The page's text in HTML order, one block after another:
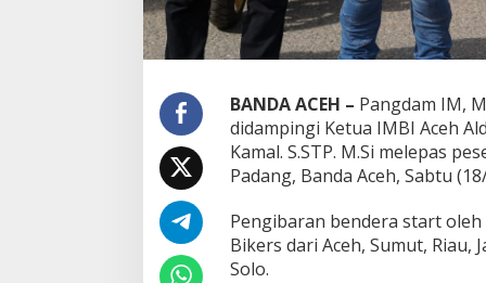
BANDA ACEH – Pangdam IM,
didampingi Ketua IMBI Aceh
Kamal. S.STP. M.Si melepas
Padang, Banda Aceh, Sabtu
Pengibaran bendera start
Bikers dari Aceh, Sumut, Riau,
Solo.